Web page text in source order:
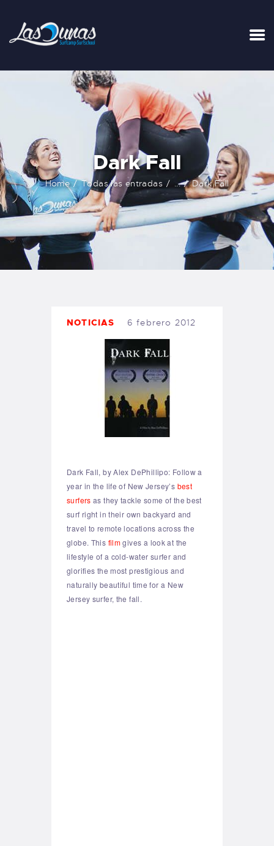
Dark Fall
Home Todas las entradas ... Dark Fall
INICIO
TARIFAS
LA SURFHOUSE DEL CLUB
SURFCAMPS
CLASES DE SURF
ESCUELA DE SURF
ALQUILER
BLOG
FAQ
CONTACTO
CARRITO
PEDIDOS
NOTICIAS 6 febrero 2012
Dark Fall, by Alex DePhillipo: Follow a
year in the life of New Jersey’s best
surfers as they tackle some of the best
surf right in their own backyard and
travel to remote locations across the
globe. This filmgives a look at the
lifestyle of a cold-water surfer and
glorifies the most prestigious and
naturally beautiful time for a New
Jersey surfer, the fall.